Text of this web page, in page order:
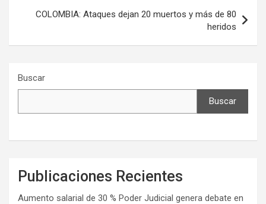
COLOMBIA: Ataques dejan 20 muertos y más de 80
heridos
Buscar
Buscar
Publicaciones Recientes
Aumento salarial de 30 % Poder Judicial genera debate en